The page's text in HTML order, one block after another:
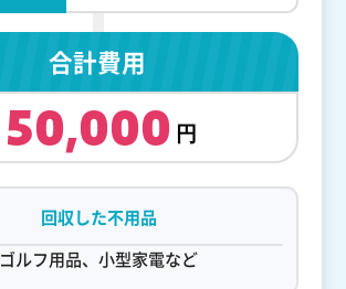
合計費用
50,000
回収した不用品
ゴルフ用品、小型家電など